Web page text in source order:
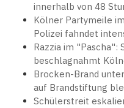
innerhalb von 48
Kölner Partymeile
Polizei fahndet
Razzia im "Pascha":
beschlagnahmt
Brocken-Brand
auf Brandstiftung
Schülerstreit